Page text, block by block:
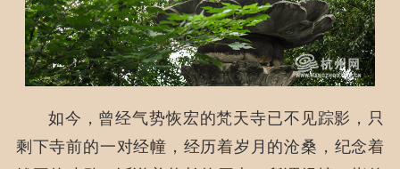
如今，曾经气势恢宏的梵天寺已不见踪影，只
剩下寺前的一对经幢，经历着岁月的沧桑，纪念着